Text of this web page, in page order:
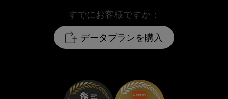
すでにお客様ですか：
データプランを購入